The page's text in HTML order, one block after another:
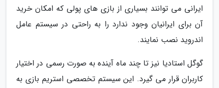
ایرانی می توانند بسیاری از بازی های پولی که امکان خرید
آن برای ایرانیان وجود ندارد را به راحتی در سیستم عامل
اندروید نصب نمایند.
گوگل استادیا نیز تا چند ماه آینده به صورت رسمی در اختیار
کاربران قرار می گیرد. این سیستم تخصصی استریم بازی به